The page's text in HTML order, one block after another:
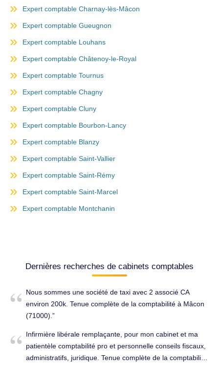
Expert comptable Charnay-lès-Mâcon
Expert comptable Gueugnon
Expert comptable Louhans
Expert comptable Châtenoy-le-Royal
Expert comptable Tournus
Expert comptable Chagny
Expert comptable Cluny
Expert comptable Bourbon-Lancy
Expert comptable Blanzy
Expert comptable Saint-Vallier
Expert comptable Saint-Rémy
Expert comptable Saint-Marcel
Expert comptable Montchanin
Dernières recherches de cabinets comptables
Nous sommes une société de taxi avec 2 associé CA
environ 200k. Tenue complète de la comptabilité à Mâcon
(71000).
Infirmière libérale remplaçante, pour mon cabinet et ma
patientèle comptabilité pro et personnelle conseils fiscaux,
administratifs, juridique. Tenue complète de la comptabilité